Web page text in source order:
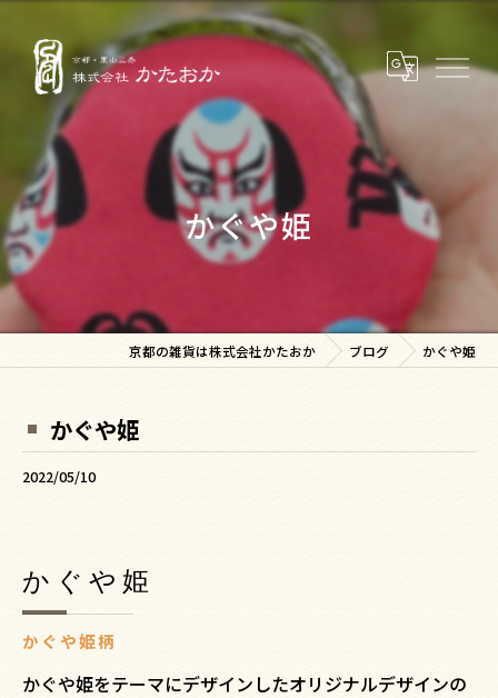
かぐや姫
京都の雑貨は株式会社かたおか ブログ かぐや姫
かぐや姫
2022/05/10
かぐや姫柄
かぐや姫
かぐや姫をテーマにデザインしたオリジナルデザインの